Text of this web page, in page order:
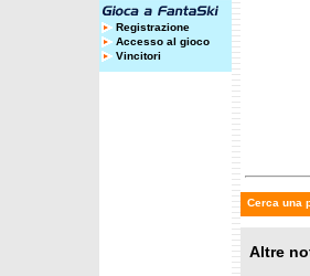
Registrazione
Accesso al gioco
Vincitori
Cerca una
Altre